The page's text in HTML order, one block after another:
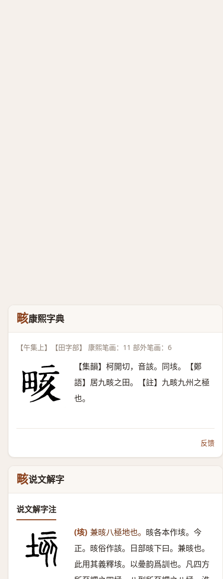
畡康熙字典
【午集上】【田字部】 康熙笔画：11 部外笔画：6
【集韻】柯開切，音該。同垓。【鄭
語】居九畡之田。【註】九畡九州之極
也。
反馈
畡说文解字
说文解字注
(垓) 兼晐八極地也。 晐各本作垓。今
正。晐俗作該。日部晐下曰。兼晐也。
此用其義釋垓。以㬪韵爲訓也。凡四方